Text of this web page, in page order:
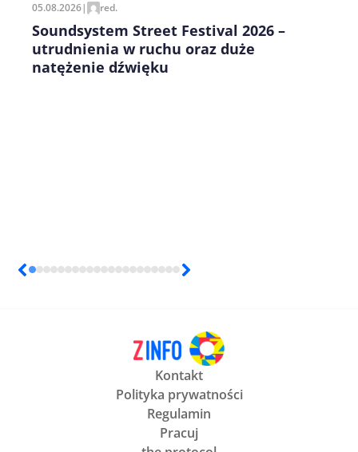
05.08.2026| red.
Soundsystem Street Festival 2026 –
utrudnienia w ruchu oraz duże
natężenie dźwięku
Kontakt
Polityka prywatności
Regulamin
Pracuj